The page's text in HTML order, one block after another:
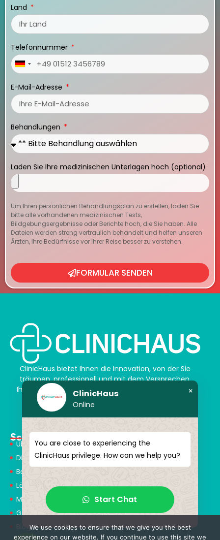
Land
Telefonnummer
Germany
E-Mail-Adresse
Behandlungen
Laden Sie Ihre medizinischen Unterlagen hoch (optional)
Um Ihren persönlichen Behandlungsplan zu erstellen, laden Sie
bitte alle vorhandenen medizinischen Tests,
Bildgebungsergebnisse oder Berichte hoch, die Sie haben. Alle
Dateien werden streng vertraulich behandelt und helfen unseren
Ärzten, Ihre Bedürfnisse vor Ihrer Reise besser zu verstehen.
FORMULAR SENDEN
ClinicHaus bietet Ihnen die Innovation, von der Sie
träumen, professionell und mit dem Versprechen,
Ihnen magische Akzente zu verleihen. Schenken Sie
sich selbst ein neues „Ich“.
Schnellmenü
Über Uns
Dienstleistungen
Behandlungen
Lösungspartner
Medical Consultants
Gesundheitstourismus
Blog
ClinicHaus
Online
×
You are close to experiencing the
ClinicHaus privilege. How can we help you?
Start Chat
We use cookies to ensure that we give you the best
experience on our website. If you continue to use this site we